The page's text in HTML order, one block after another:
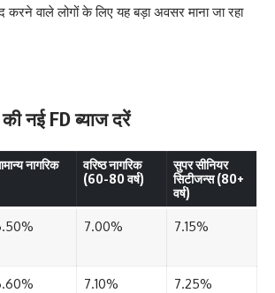
करने वाले लोगों के लिए यह बड़ा अवसर माना जा रहा
नई FD ब्याज दरें
नागरिक
वरिष्ठ नागरिक
(60-80 वर्ष)
सुपर सीनियर
सिटीजन्स (80+
वर्ष)
7.00% 7.15%
7.10% 7.25%